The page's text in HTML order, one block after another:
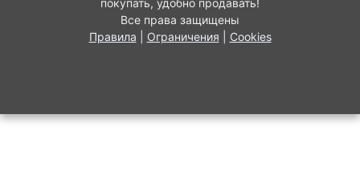
Все права защищены
Правила
Ограничения Cookies